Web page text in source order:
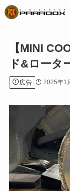
【MINI
ド&ロータ
広告 2025年1